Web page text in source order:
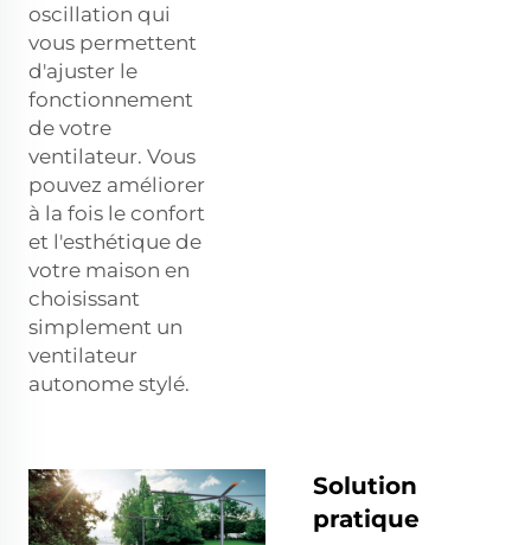
oscillation qui
vous permettent
d'ajuster le
fonctionnement
de votre
ventilateur. Vous
pouvez améliorer
à la fois le confort
et l'esthétique de
votre maison en
choisissant
simplement un
ventilateur
autonome stylé.
Solution
pratique